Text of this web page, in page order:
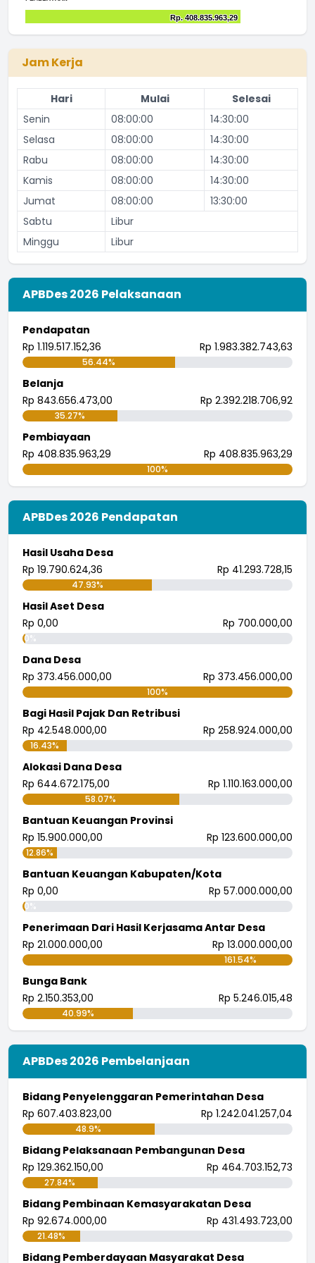
The chart has 1 X axis displaying categories.
The chart has 1 Y axis displaying values. Range: 0 to
Chart
The chart has 1 Y axis displaying values. Range: 0 to
Rp. 408.835.963,29
Rp. 408.835.963,29
Jam Kerja
Hari Mulai
Selesai
Senin
08:00:00
14:30:00
Selasa
08:00:00
14:30:00
Rabu
08:00:00
14:30:00
Kamis
08:00:00
14:30:00
Jumat
08:00:00
13:30:00
Sabtu
Libur
Minggu
Libur
APBDes 2026 Pelaksanaan
Pendapatan
Rp 1.119.517.152,36
Rp 1.983.382.743,63
56.44%
Belanja
Rp 843.656.473,00
Rp 2.392.218.706,92
35.27%
Pembiayaan
Rp 408.835.963,29
Rp 408.835.963,29
100%
APBDes 2026 Pendapatan
Hasil Usaha Desa
Rp 19.790.624,36
Rp 41.293.728,15
47.93%
Hasil Aset Desa
Rp 0,00
Rp 700.000,00
0%
Dana Desa
Rp 373.456.000,00
Rp 373.456.000,00
100%
Bagi Hasil Pajak Dan Retribusi
Rp 42.548.000,00
Rp 258.924.000,00
16.43%
Alokasi Dana Desa
Rp 644.672.175,00
Rp 1.110.163.000,00
58.07%
Bantuan Keuangan Provinsi
Rp 15.900.000,00
Rp 123.600.000,00
12.86%
Bantuan Keuangan Kabupaten/Kota
Rp 0,00
Rp 57.000.000,00
0%
Penerimaan Dari Hasil Kerjasama Antar Desa
Rp 21.000.000,00
Rp 13.000.000,00
161.54%
Bunga Bank
Rp 2.150.353,00
Rp 5.246.015,48
40.99%
APBDes 2026 Pembelanjaan
Bidang Penyelenggaran Pemerintahan Desa
Rp 607.403.823,00
Rp 1.242.041.257,04
48.9%
Bidang Pelaksanaan Pembangunan Desa
Rp 129.362.150,00
Rp 464.703.152,73
27.84%
Bidang Pembinaan Kemasyarakatan Desa
Rp 92.674.000,00
Rp 431.493.723,00
21.48%
Bidang Pemberdayaan Masyarakat Desa